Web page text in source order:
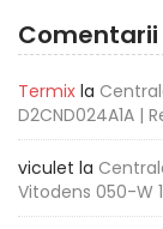
Termix la
D2CND024A1A |
viculet la
Vitodens 050-W